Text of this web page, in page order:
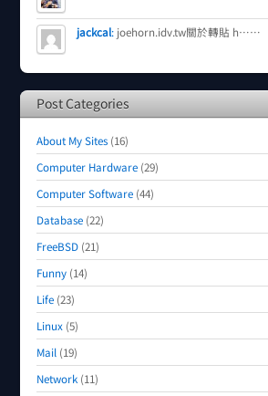
jackcal: joehorn.idv.tw關於轉貼 h……
Post Categories
About My Sites (16)
Computer Hardware (29)
Computer Software (44)
Database (22)
FreeBSD (21)
Funny (14)
Life (23)
Linux (5)
Mail (19)
Network (11)